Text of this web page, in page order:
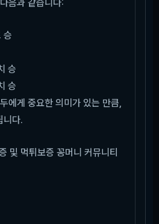
음과 같습니다:
승
승
승
에게 중요한 의미가 있는 만큼,
니다.
및 먹튀보증 꽁머니 커뮤니티